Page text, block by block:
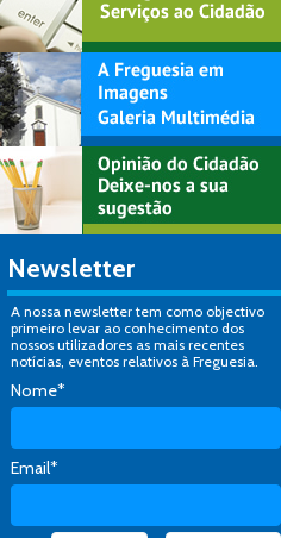
Newsletter
A nossa newsletter tem como objectivo
primeiro levar ao conhecimento dos
nossos utilizadores as mais recentes
notícias, eventos relativos à Freguesia.
Nome*
Email*